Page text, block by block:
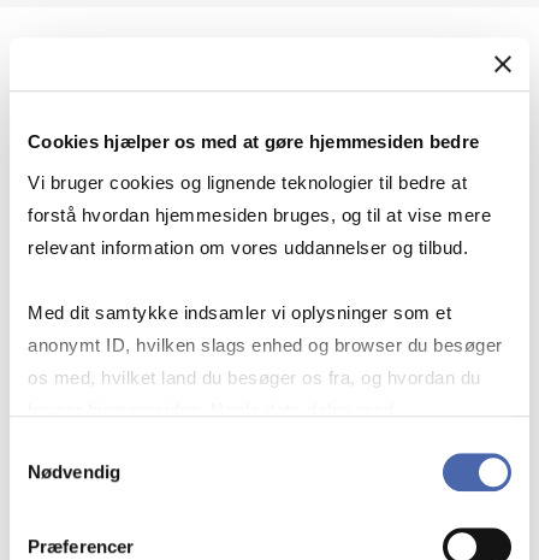
Cookies hjælper os med at gøre hjemmesiden bedre
Vi bruger cookies og lignende teknologier til bedre at
forstå hvordan hjemmesiden bruges, og til at vise mere
relevant information om vores uddannelser og tilbud.
Med dit samtykke indsamler vi oplysninger som et
anonymt ID, hvilken slags enhed og browser du besøger
os med, hvilket land du besøger os fra, og hvordan du
markedsføring. Du bestemmer selv - og kan altid trække
Nødvendig
Præferencer
Geopolitik og businesssikkerhed
navigerer man som virksomhed?